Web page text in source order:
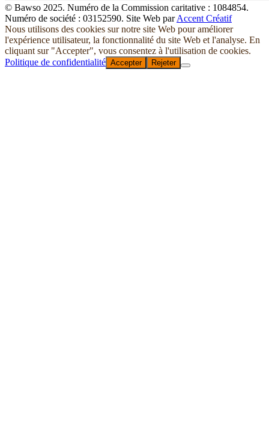
© Bawso 2025. Numéro de la Commission caritative : 1084854.
Numéro de société : 03152590. Site Web parAccent Créatif
Nous utilisons des cookies sur notre site Web pour améliorer
l'expérience utilisateur, la fonctionnalité du site Web et l'analyse. En
cliquant sur "Accepter", vous consentez à l'utilisation de cookies.
Politique de confidentialité Accepter Rejeter